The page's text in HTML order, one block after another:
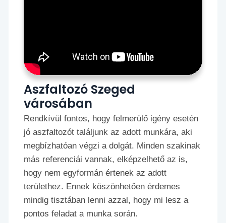
Aszfaltozó Szeged
városában
Rendkívül fontos, hogy felmerülő igény esetén
jó aszfaltozót találjunk az adott munkára, aki
megbízhatóan végzi a dolgát. Minden szakinak
más referenciái vannak, elképzelhető az is,
hogy nem egyformán értenek az adott
területhez. Ennek köszönhetően érdemes
mindig tisztában lenni azzal, hogy mi lesz a
pontos feladat a munka során.